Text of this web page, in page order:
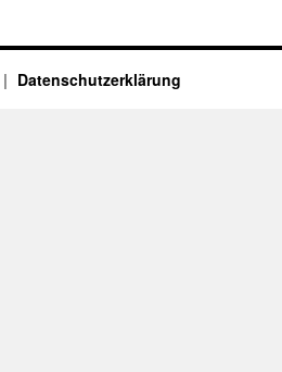
Datenschutzerklärung